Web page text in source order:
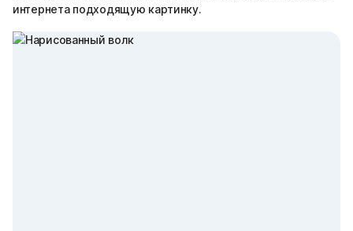
интернета подходящую картинку.